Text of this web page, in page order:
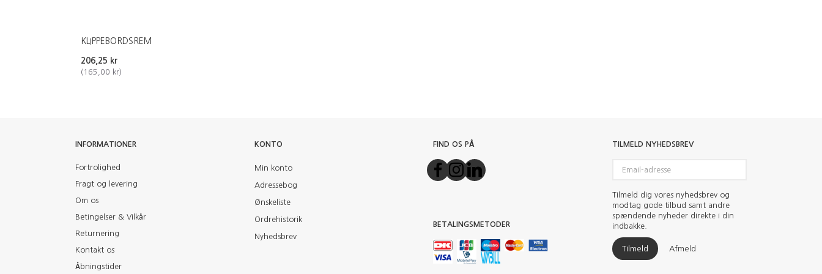
KLIPPEBORDSREM
206,25 kr
(165,00 kr)
INFORMATIONER
Fortrolighed
Fragt og levering
Om os
Betingelser & Vilkår
Returnering
Kontakt os
Åbningstider
KONTO
Min konto
Adressebog
Ønskeliste
Ordrehistorik
Nyhedsbrev
FIND OS PÅ
BETALINGSMETODER
TILMELD NYHEDSBREV
adresse
Tilmeld dig vores nyhedsbrev og
modtag gode tilbud samt andre
spændende nyheder direkte i din
indbakke.
Tilmeld Afmeld